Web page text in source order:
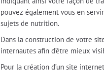
pouvez également vous en
sujets de nutrition.
Dans la construction de votre
internautes afin d’être mieux
Pour la création d’un site